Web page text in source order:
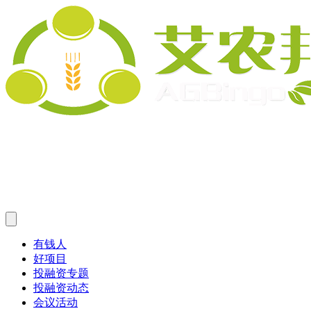
有钱人
好项目
投融资专题
投融资动态
会议活动